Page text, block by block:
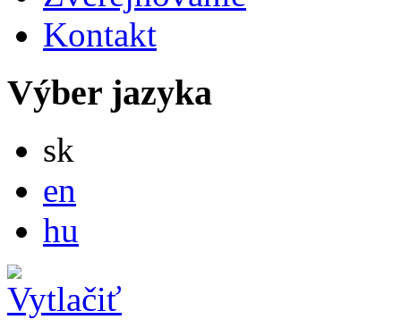
Kontakt
Výber jazyka
sk
en
hu